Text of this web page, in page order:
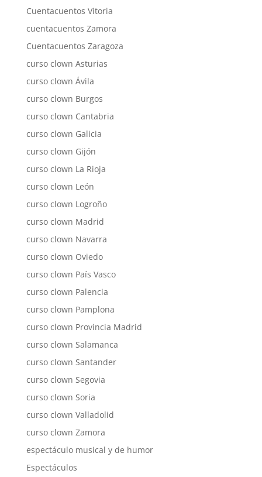
Cuentacuentos Vitoria
cuentacuentos Zamora
Cuentacuentos Zaragoza
curso clown Asturias
curso clown Ávila
curso clown Burgos
curso clown Cantabria
curso clown Galicia
curso clown Gijón
curso clown La Rioja
curso clown León
curso clown Logroño
curso clown Madrid
curso clown Navarra
curso clown Oviedo
curso clown País Vasco
curso clown Palencia
curso clown Pamplona
curso clown Provincia Madrid
curso clown Salamanca
curso clown Santander
curso clown Segovia
curso clown Soria
curso clown Valladolid
curso clown Zamora
espectáculo musical y de humor
Espectáculos